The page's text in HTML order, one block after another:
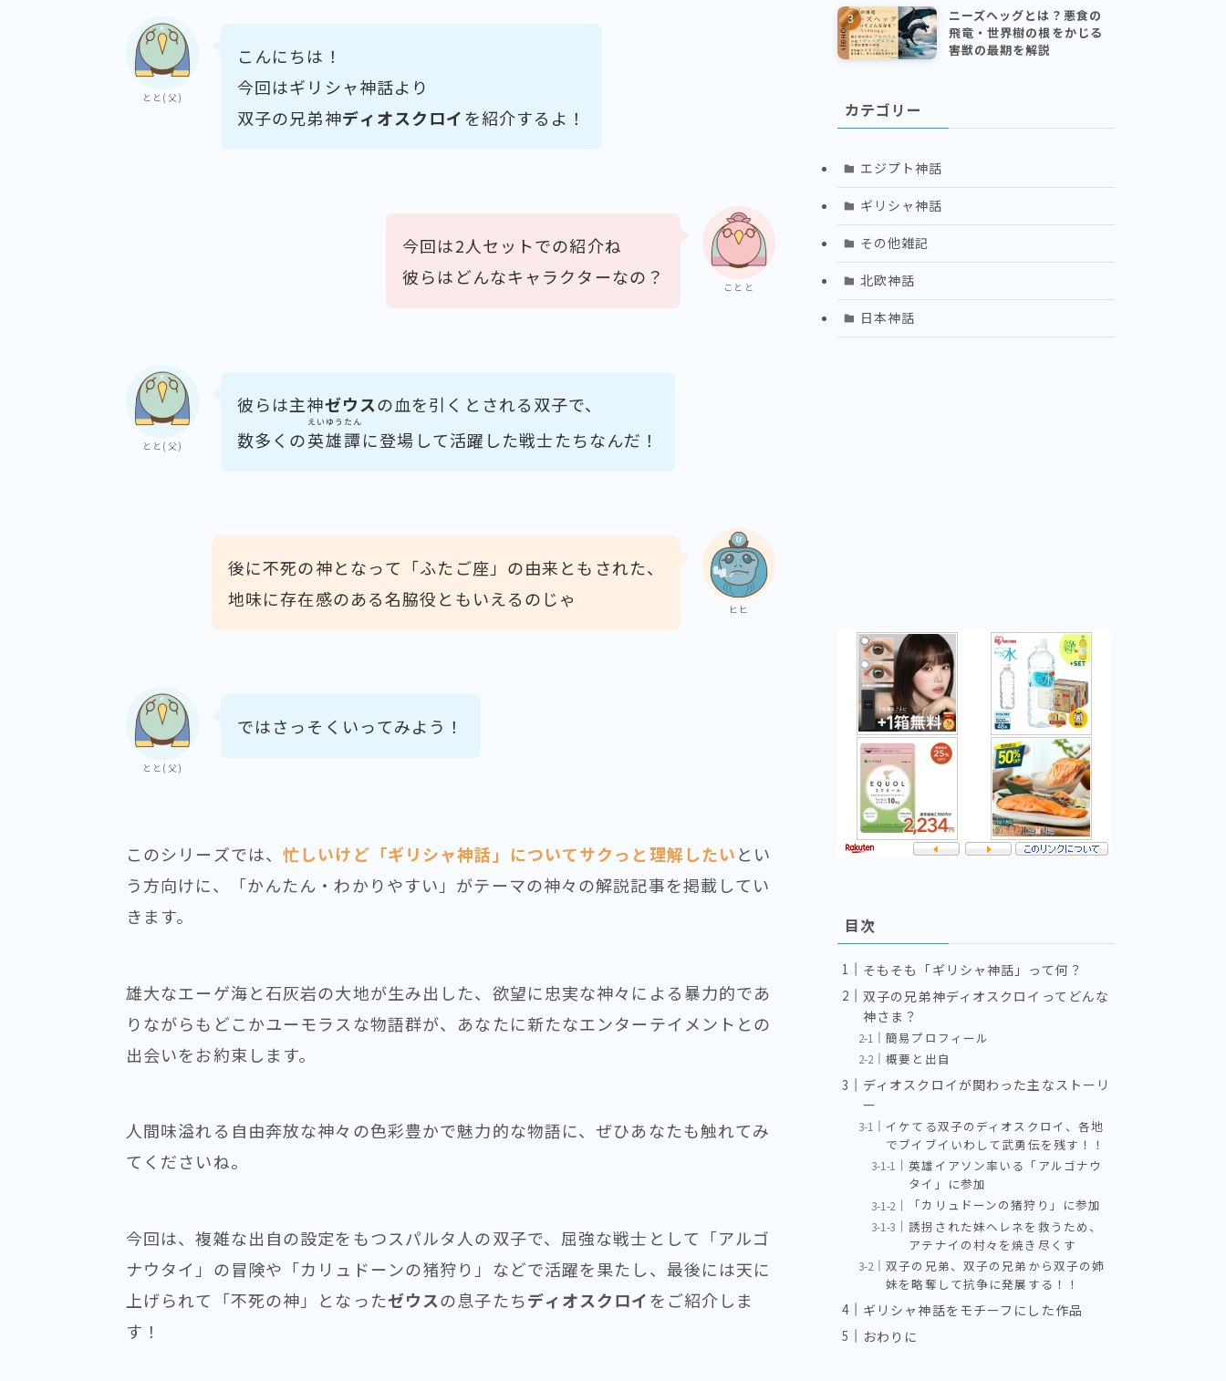
とと(父)
こんにちは！
今回はギリシャ神話より
双子の兄弟神ディオスクロイを紹介するよ！
ことと
今回は2人セットでの紹介ね
彼らはどんなキャラクターなの？
とと(父)
彼らは主神ゼウスの血を引くとされる双子で、
数多くの英雄譚
えいゆうたん
に登場して活躍した戦士たちなんだ！
ヒヒ
後に不死の神となって「ふたご座」の由来ともされた、
地味に存在感のある名脇役ともいえるのじゃ
とと(父)
ではさっそくいってみよう！
このシリーズでは、忙しいけど「ギリシャ神話」についてサクっと理解したいとい
う方向けに、「かんたん・わかりやすい」がテーマの神々の解説記事を掲載してい
きます。
雄大なエーゲ海と石灰岩の大地が生み出した、欲望に忠実な神々による暴力的であ
りながらもどこかユーモラスな物語群が、あなたに新たなエンターテイメントとの
出会いをお約束します。
人間味溢れる自由奔放な神々の色彩豊かで魅力的な物語に、ぜひあなたも触れてみ
てくださいね。
今回は、複雑な出自の設定をもつスパルタ人の双子で、屈強な戦士として「アルゴ
ナウタイ」の冒険や「カリュドーンの猪狩り」などで活躍を果たし、最後には天に
上げられて「不死の神」となったゼウスの息子たちディオスクロイをご紹介しま
す！
ニーズヘッグとは？悪食の
飛竜・世界樹の根をかじる
害獣の最期を解説
カテゴリー
エジプト神話
ギリシャ神話
その他雑記
北欧神話
日本神話
目次
そもそも「ギリシャ神話」って何？
双子の兄弟神ディオスクロイってどんな
神さま？
簡易プロフィール
概要と出自
ディオスクロイが関わった主なストーリ
ー
イケてる双子のディオスクロイ、各地
でブイブイいわして武勇伝を残す！！
英雄イアソン率いる「アルゴナウ
タイ」に参加
「カリュドーンの猪狩り」に参加
誘拐された妹ヘレネを救うため、
アテナイの村々を焼き尽くす
双子の兄弟、双子の兄弟から双子の姉
妹を略奪して抗争に発展する！！
ギリシャ神話をモチーフにした作品
おわりに